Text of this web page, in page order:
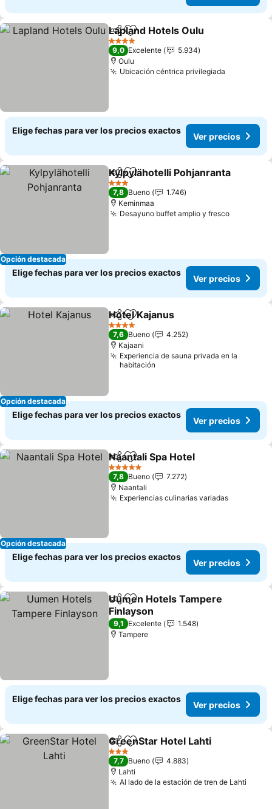
CompartirAgregar a favoritos
Lapland Hotels Oulu
4 Estrellas
9,0 Excelente
5.934
Oulu
Ubicación céntrica privilegiada
Elige fechas para ver los precios exactos
Ver precios
Opción destacada
CompartirAgregar a favoritos
Kylpylähotelli Pohjanranta
3 Estrellas
7,8 Bueno
1.746
Keminmaa
Desayuno buffet amplio y fresco
Elige fechas para ver los precios exactos
Ver precios
Opción destacada
CompartirAgregar a favoritos
Hotel Kajanus
4 Estrellas
7,6 Bueno
4.252
Kajaani
Experiencia de sauna privada en la
habitación
Elige fechas para ver los precios exactos
Ver precios
Opción destacada
CompartirAgregar a favoritos
Naantali Spa Hotel
5 Estrellas
7,8 Bueno
7.272
Naantali
Experiencias culinarias variadas
Elige fechas para ver los precios exactos
Ver precios
CompartirAgregar a favoritos
Uumen Hotels Tampere
Finlayson
9,1 Excelente
1.548
Tampere
Elige fechas para ver los precios exactos
Ver precios
CompartirAgregar a favoritos
GreenStar Hotel Lahti
3 Estrellas
7,7 Bueno
4.883
Lahti
Al lado de la estación de tren de Lahti